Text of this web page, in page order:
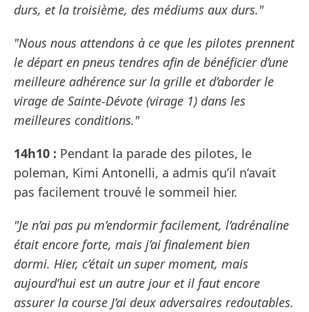
durs, et la troisième, des médiums aux durs."
"Nous nous attendons à ce que les pilotes prennent
le départ en pneus tendres afin de bénéficier d’une
meilleure adhérence sur la grille et d’aborder le
virage de Sainte-Dévote (virage 1) dans les
meilleures conditions."
14h10 : Pendant la parade des pilotes, le
poleman, Kimi Antonelli, a admis qu’il n’avait
pas facilement trouvé le sommeil hier.
"Je n’ai pas pu m’endormir facilement, l’adrénaline
était encore forte, mais j’ai finalement bien
dormi. Hier, c’était un super moment, mais
aujourd’hui est un autre jour et il faut encore
assurer la course J’ai deux adversaires redoutables.